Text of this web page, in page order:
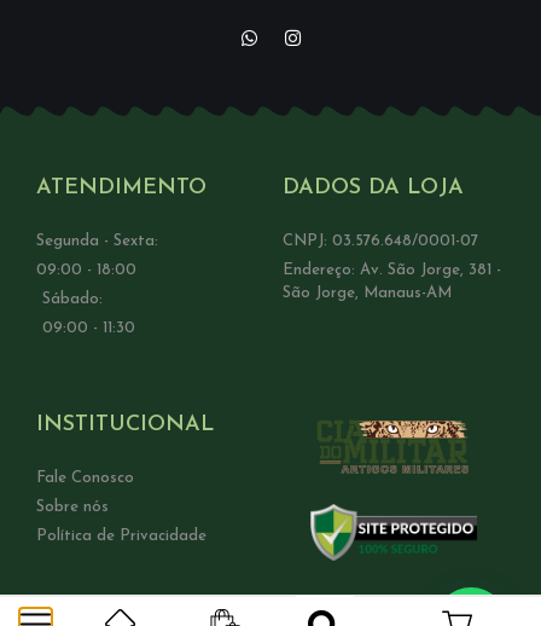
ATENDIMENTO
Segunda - Sexta:
09:00 - 18:00
Sábado:
09:00 - 11:30
DADOS DA LOJA
CNPJ: 03.576.648/0001-07
Endereço: Av. São Jorge, 381 -
São Jorge, Manaus-AM
INSTITUCIONAL
Fale Conosco
Sobre nós
Política de Privacidade